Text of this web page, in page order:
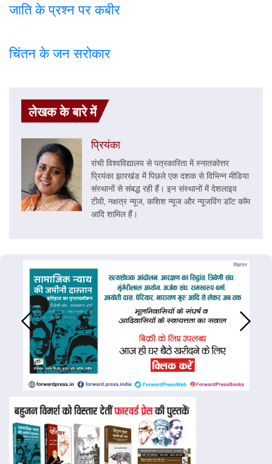
जाति के प्रश्न पर कबीर
चिंतन के जन सरोकार
लेखक के बारे में
प्रियंका
रांची विश्वविद्यालय से पत्रकारिता में स्नातकोत्तर
प्रियंका झारखंड में पिछले एक दशक से विभिन्न मीडिया
संस्थानों से संबद्ध रही हैं। इन संस्थानों में देशलाइव
टीवी, नक्षत्र न्यूज, कशिश न्यूज और न्यूजविंग डॉट कॉम
आदि शामिल हैं।